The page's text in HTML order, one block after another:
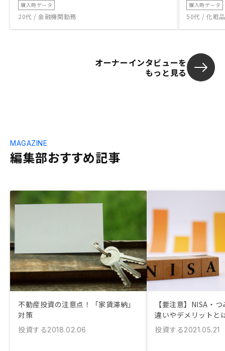
購入時データ
20代 / 金融機関勤務
購入時データ
50代 / 化粧
オーナーインタビューを
もっと見る
編集部おすすめ記事
MAGAZINE
不動産投資の注意点！「家賃滞納」
対策
投資する2018.02.06
【要注意】NISA・
違いやデメリットと
投資する2021.05.21